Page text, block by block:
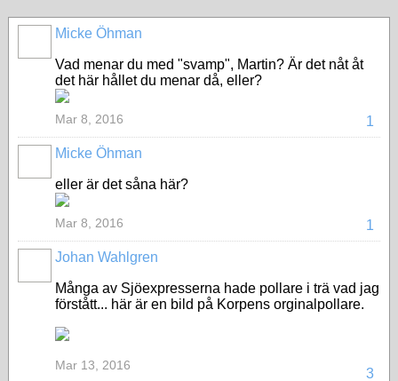
Micke Öhman
Vad menar du med "svamp", Martin? Är det nåt åt
det här hållet du menar då, eller?
1
Mar 8, 2016
Micke Öhman
eller är det såna här?
1
Mar 8, 2016
Johan Wahlgren
Många av Sjöexpresserna hade pollare i trä vad jag
förstått... här är en bild på Korpens orginalpollare.
3
Mar 13, 2016